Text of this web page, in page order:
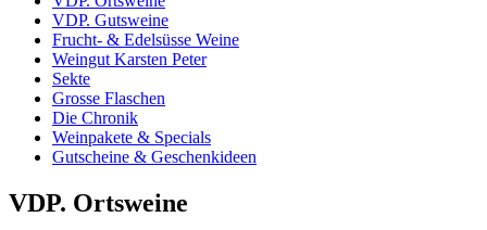
VDP. Gutsweine
Frucht- & Edelsüsse Weine
Weingut Karsten Peter
Sekte
Grosse Flaschen
Die Chronik
Weinpakete & Specials
Gutscheine & Geschenkideen
VDP. Ortsweine